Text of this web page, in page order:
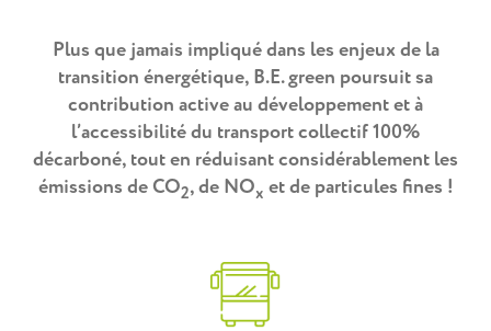
Plus que jamais impliqué dans les enjeux de la
transition énergétique, B.E. green poursuit sa
contribution active au développement et à
l’accessibilité du transport collectif 100%
décarboné, tout en réduisant considérablement les
émissions de CO2, de NOx et de particules fines !